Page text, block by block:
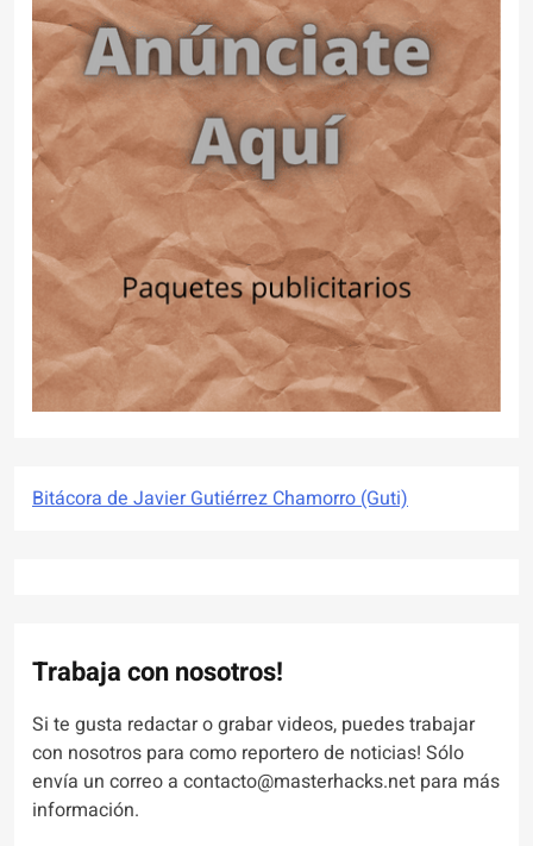
Bitácora de Javier Gutiérrez Chamorro (Guti)
Trabaja con nosotros!
Si te gusta redactar o grabar videos, puedes trabajar
con nosotros para como reportero de noticias! Sólo
envía un correo a contacto@masterhacks.net para más
información.